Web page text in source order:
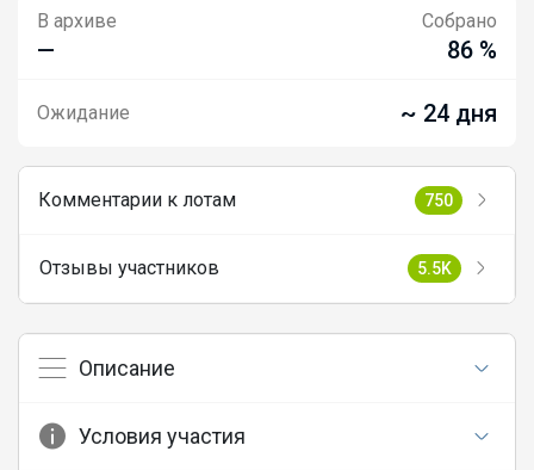
В архиве
—
Собрано
86 %
Ожидание ~ 24 дня
Комментарии к лотам 750
Отзывы участников 5.5K
Описание
Условия участия